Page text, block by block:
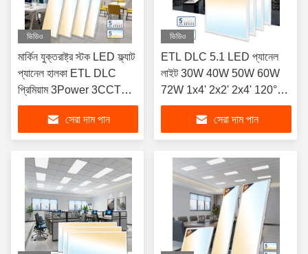
ভিডিও
মার্কিন যুক্তরাষ্ট্র স্টক LED ফ্ল্যাট
প্যানেল হালকা ETL DLC
প্রিমিয়াম 3Power 3CCT
সুইচযোগ্য 277V 347V
130lm/w সেরা দাম পান
ভিডিও
ETL DLC 5.1 LED প্যানেল
লাইট 30W 40W 50W 60W
72W 1x4' 2x2' 2x4' 120°
Beam Angle 3000K 4000K
সেরা দাম পান